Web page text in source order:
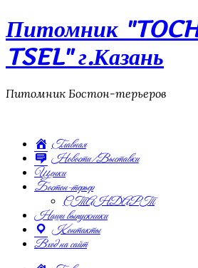
Питомник
TSEL" г.Казань
Питомник Бостон-терьеров
Главная
Новости/Выставки
Щенки
Бостон-терьер
СТАНДАРТ
Наши выпускники
Контакты
Вход на сайт